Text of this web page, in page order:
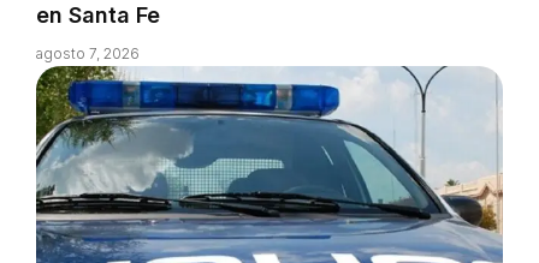
en Santa Fe
agosto 7, 2026